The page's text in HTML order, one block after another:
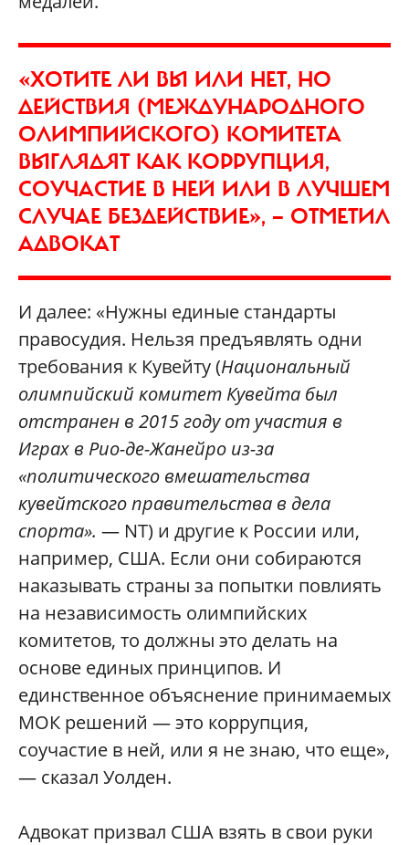
«ХОТИТЕ ЛИ ВЫ ИЛИ НЕТ, НО
ДЕЙСТВИЯ (МЕЖДУНАРОДНОГО
ОЛИМПИЙСКОГО) КОМИТЕТА
ВЫГЛЯДЯТ КАК КОРРУПЦИЯ,
СОУЧАСТИЕ В НЕЙ ИЛИ В ЛУЧШЕМ
СЛУЧАЕ БЕЗДЕЙСТВИЕ», — ОТМЕТИЛ
АДВОКАТ
И далее: «Нужны единые стандарты
правосудия. Нельзя предъявлять одни
требования к Кувейту (Национальный
олимпийский комитет Кувейта был
отстранен в 2015 году от участия в
Играх в Рио-де-Жанейро из-за
«политического вмешательства
кувейтского правительства в дела
спорта». — NT) и другие к России или,
например, США. Если они собираются
наказывать страны за попытки повлиять
на независимость олимпийских
комитетов, то должны это делать на
основе единых принципов. И
единственное объяснение принимаемых
МОК решений — это коррупция,
соучастие в ней, или я не знаю, что еще»,
— сказал Уолден.
Адвокат призвал США взять в свои руки